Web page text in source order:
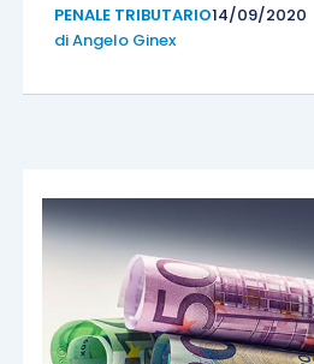
PENALE TRIBUTARIO14/09/2020
diAngelo Ginex